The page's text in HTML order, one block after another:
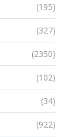
(195)
(327)
(2350)
(102)
(34)
(922)